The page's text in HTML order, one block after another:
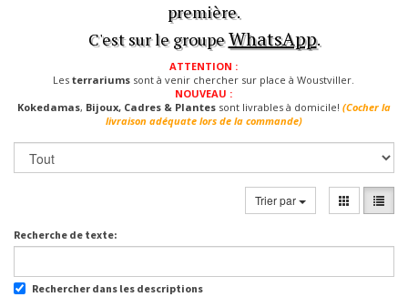
première.
C'est sur le groupeWhatsApp.
ATTENTION :
Lesterrariums sont à venir chercher sur place à Woustviller.
NOUVEAU :
Kokedamas, Bijoux, Cadres & Plantessont livrables à domicile! (Cocher la
livraison adéquate lors de la commande)
Trier par
Recherche de texte:
Rechercher dans les descriptions